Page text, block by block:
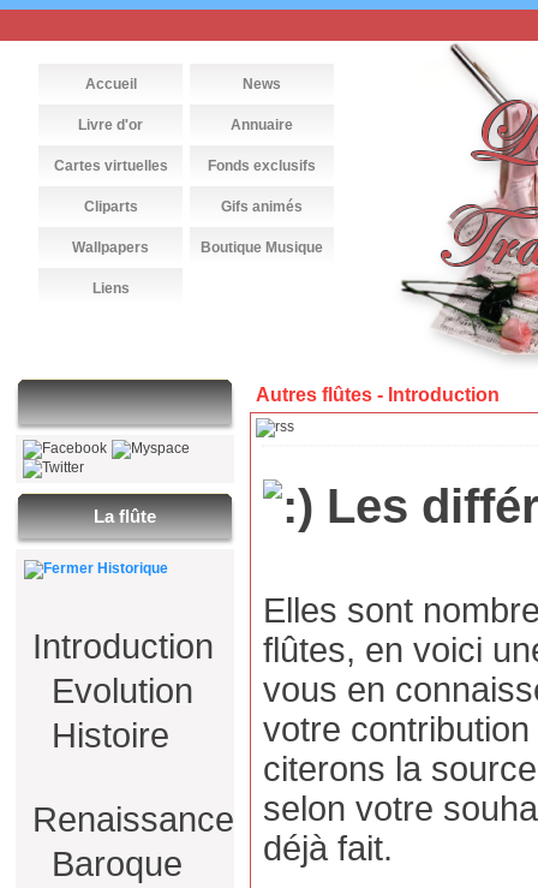
Accueil News
Livre d'or Annuaire
Cartes virtuelles Fonds exclusifs
Cliparts Gifs animés
Wallpapers Boutique Musique
Liens
La flûte
Historique
Introduction
Evolution
Histoire
Renaissance
Baroque
Autres flûtes - Introduction
Les
Elles sont
flûtes, en voici
vous en
votre
citerons la
selon votre
déjà fait.